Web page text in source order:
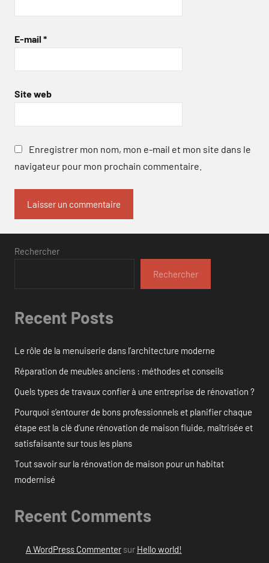
E-mail *
Site web
Enregistrer mon nom, mon e-mail et mon site dans le
navigateur pour mon prochain commentaire.
Rechercher
Rechercher
Recent Posts
Le rôle de la menuiserie dans l’architecture moderne
Réparation de meubles anciens : méthodes et conseils
Quels types de travaux confier à une entreprise de rénovation ?
Pourquoi s’entourer de bons professionnels et planifier chaque
étape est la clé d’une rénovation de maison fluide, maîtrisée et
satisfaisante sur tous les plans
Tout savoir sur la rénovation de maison pour un habitat
modernisé
Recent Comments
A WordPress Commentersur Hello world!